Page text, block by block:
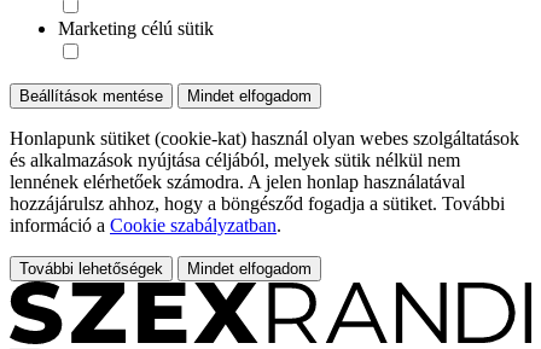
Marketing célú sütik
Beállítások mentése Mindet elfogadom
Honlapunk sütiket (cookie-kat) használ olyan webes szolgáltatások
és alkalmazások nyújtása céljából, melyek sütik nélkül nem
lennének elérhetőek számodra. A jelen honlap használatával
hozzájárulsz ahhoz, hogy a böngésződ fogadja a sütiket. További
információ a Cookie szabályzatban.
További lehetőségek Mindet elfogadom